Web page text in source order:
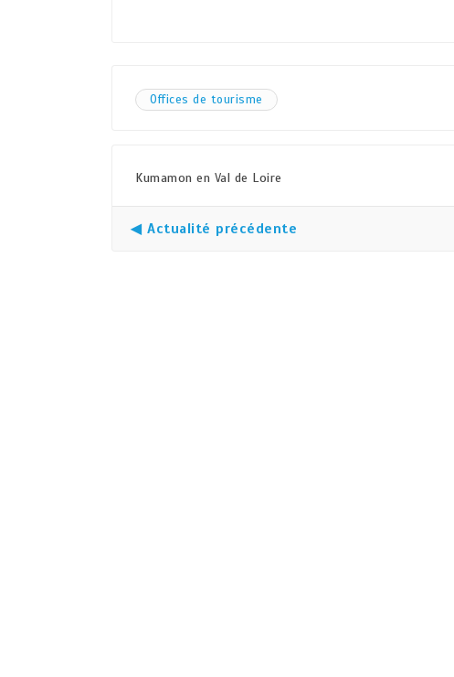
Offices de tourisme
Kumamon en Val de Loire
◀ Actualité précédente